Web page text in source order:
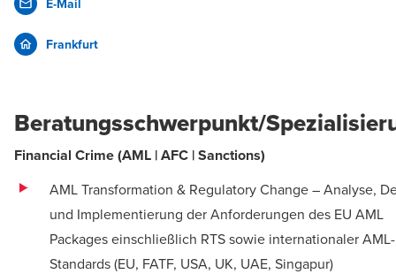
E-Mail
Frankfurt
Beratungsschwerpunkt/
Financial Crime (AML | AFC | Sanctions)
AML Transformation & Regulatory Change – Analyse,
und Implementierung der Anforderungen des EU AML
Packages einschließlich RTS sowie internationaler AML-
Standards (EU, FATF, USA, UK, UAE, Singapur)